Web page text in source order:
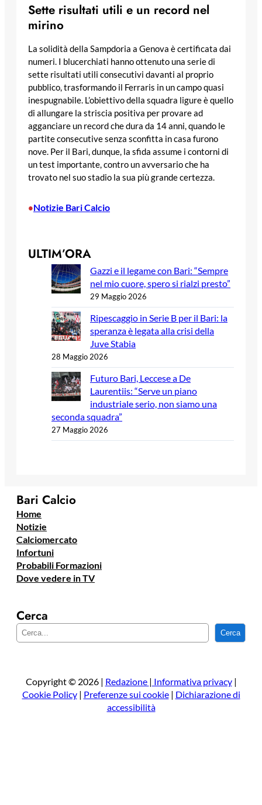
Sette risultati utili e un record nel
mirino
La solidità della Sampdoria a Genova è certificata dai
numeri. I blucerchiati hanno ottenuto una serie di
sette risultati utili consecutivi davanti al proprio
pubblico, trasformando il Ferraris in un campo quasi
inespugnabile. L’obiettivo della squadra ligure è quello
di allungare la striscia positiva per provare ad
agganciare un record che dura da 14 anni, quando le
partite consecutive senza sconfitta in casa furono
nove. Per il Bari, dunque, la sfida assume i contorni di
un test importante, contro un avversario che ha
trovato nel suo stadio la sua più grande certezza.
•Notizie Bari Calcio
ULTIM’ORA
Gazzi e il legame con Bari: “Sempre
nel mio cuore, spero si rialzi presto”
29 Maggio 2026
Ripescaggio in Serie B per il Bari: la
speranza è legata alla crisi della
Juve Stabia
28 Maggio 2026
Futuro Bari, Leccese a De
Laurentiis: “Serve un piano
industriale serio, non siamo una
seconda squadra”
27 Maggio 2026
Bari Calcio
Home
Notizie
Calciomercato
Infortuni
Probabili Formazioni
Dove vedere in TV
Cerca
e
a
Cerca
Copyright © 2026 | Redazione | Informativa privacy|
Cookie Policy| Preferenze sui cookie| Dichiarazione di
accessibilità